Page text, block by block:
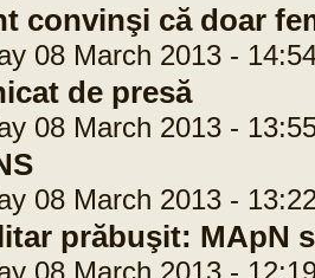
convinşi că doar
08 March 2013 -
de presă
08 March 2013 -
08 March 2013 -
prăbuşit: MApN